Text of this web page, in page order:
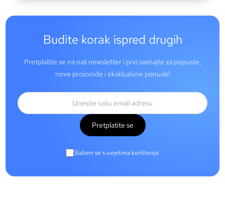
Budite korak ispred drugih
Pretplatite se na naš newsletter i prvi saznajte za popuste,
nove proizvode i ekskluzivne ponude!
Pretplatite se
Slažem se s uvjetima korištenja.